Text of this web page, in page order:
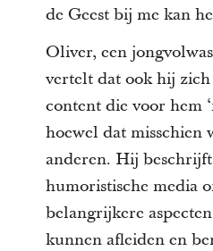
de Geest bij me kan
Oliver, een
vertelt dat ook hij zich
content die voor hem
hoewel dat misschien
anderen. Hij
humoristische media
belangrijkere
kunnen afleiden en